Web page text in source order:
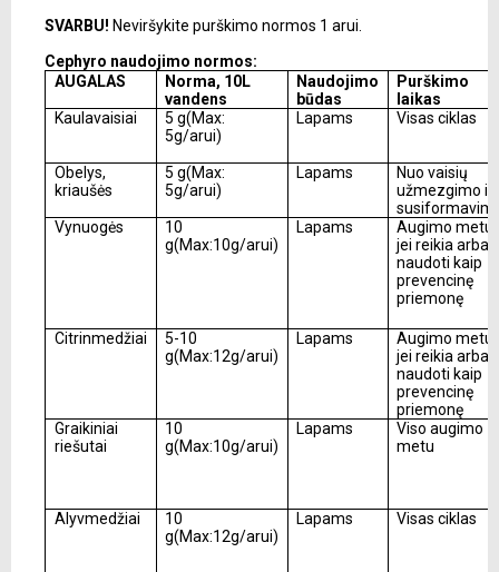
SVARBU! Neviršykite purškimo normos 1 arui.
Cephyro naudojimo normos:
AUGALAS
Norma, 10L
vandens
Naudojimo
būdas
Purškimo
laikas
Kaulavaisiai
5 g(Max:
5g/arui)
Lapams Visas ciklas
Obelys,
kriaušės
5 g(Max:
5g/arui)
Lapams
Nuo vaisių
užmezgimo iki
Vynuogės
10
g(Max:10g/arui)
Lapams
Augimo metu,
jei reikia arba
naudoti kaip
prevencinę
priemonę
Citrinmedžiai
5-10
g(Max:12g/arui)
Lapams
Augimo metu,
jei reikia arba
naudoti kaip
prevencinę
priemonę
Graikiniai
riešutai
10
g(Max:10g/arui)
Lapams
Viso augimo
metu
Alyvmedžiai
10
g(Max:12g/arui)
Lapams Visas ciklas